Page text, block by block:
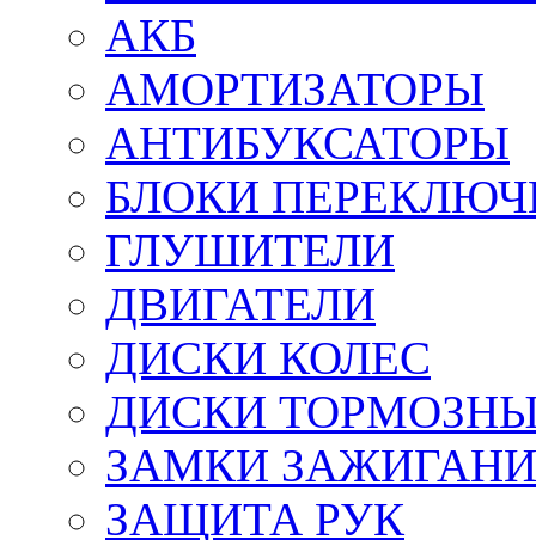
АКБ
АМОРТИЗАТОРЫ
АНТИБУКСАТОРЫ
БЛОКИ
ГЛУШИТЕЛИ
ДВИГАТЕЛИ
ДИСКИ КОЛЕС
ДИСКИ
ЗАМКИ
ЗАЩИТА РУК